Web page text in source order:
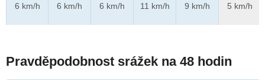
6 km/h
6 km/h
6 km/h
11 km/h
9 km/h
5 km/h
Pravděpodobnost srážek na 48 hodin